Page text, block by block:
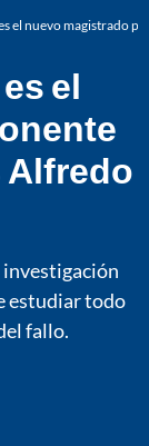
el nuevo magistrado
el
Alfredo
investigación
estudiar todo
fallo.